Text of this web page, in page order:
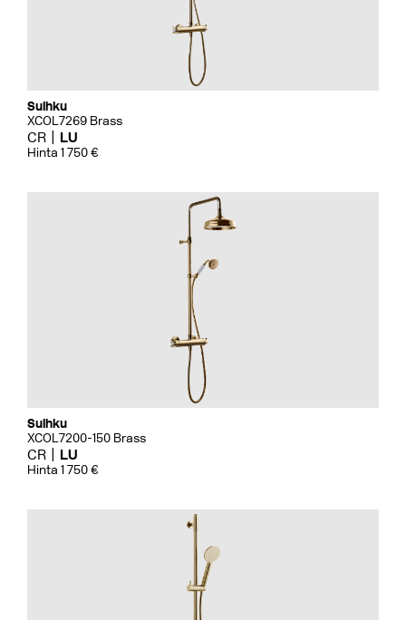
Suihku
XCOL7269 Brass
CR LU
Hinta 1 750 €
Suihku
XCOL7200-150 Brass
CR LU
Hinta 1 750 €